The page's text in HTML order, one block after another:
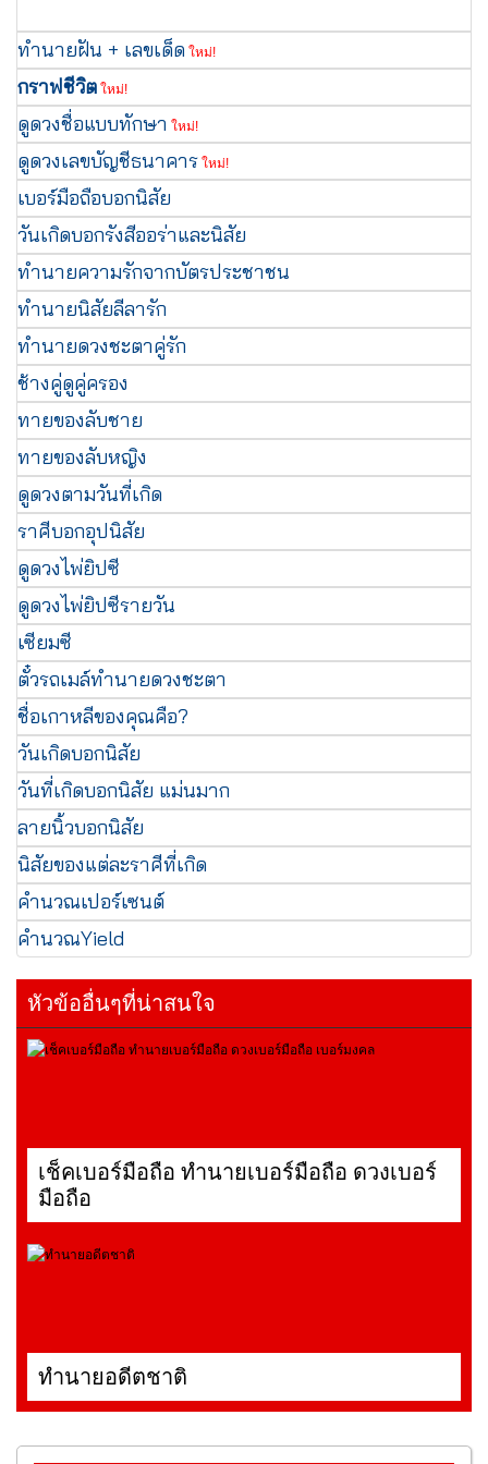
ทำนายฝัน + เลขเด็ด ใหม่!
กราฟชีวิต ใหม่!
ดูดวงชื่อแบบทักษา ใหม่!
ดูดวงเลขบัญชีธนาคาร ใหม่!
เบอร์มือถือบอกนิสัย
วันเกิดบอกรังสีออร่าและนิสัย
ทำนายความรักจากบัตรประชาชน
ทำนายนิสัยลีลารัก
ทำนายดวงชะตาคู่รัก
ช้างคู่ดูคู่ครอง
ทายของลับชาย
ทายของลับหญิง
ดูดวงตามวันที่เกิด
ราศีบอกอุปนิสัย
ดูดวงไพ่ยิปซี
ดูดวงไพ่ยิปซีรายวัน
เซียมซี
ตั๋วรถเมล์ทำนายดวงชะตา
ชื่อเกาหลีของคุณคือ?
วันเกิดบอกนิสัย
วันที่เกิดบอกนิสัย แม่นมาก
ลายนิ้วบอกนิสัย
นิสัยของแต่ละราศีที่เกิด
คำนวณเปอร์เซนต์
คำนวณYield
หัวข้ออื่นๆที่น่าสนใจ
เช็คเบอร์มือถือ ทำนายเบอร์มือถือ ดวงเบอร์
มือถือ
ทำนายอดีตชาติ